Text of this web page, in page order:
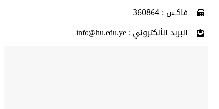
فاكس : 360864
البريد الألكتروني : info@hu.edu.ye